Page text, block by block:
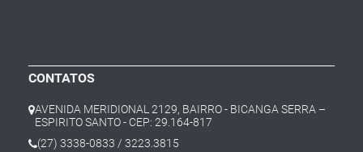
CONTATOS
AVENIDA MERIDIONAL 2129, BAIRRO - BICANGA SERRA –
ESPIRITO SANTO - CEP: 29.164-817
(27) 3338-0833 / 3223.3815